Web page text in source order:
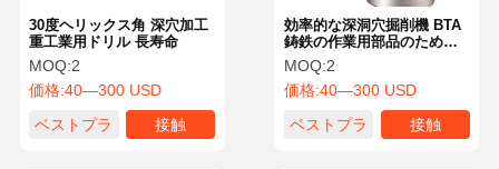
効率的な深洞穴掘削機 BTA
鋳鉄の作業用部品のための
産業用穴掘削ツール
MOQ:2
価格:40—300 USD
ベストプラ
接触
30度ヘリックス角 深穴加工
重工業用ドリル 長寿命
MOQ:2
価格:40—300 USD
ベストプラ
接触